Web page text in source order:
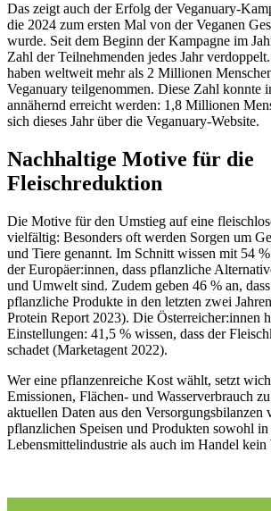
Das zeigt auch der Erfolg der Veganuary-
die 2024 zum ersten Mal von der Veganen
wurde. Seit dem Beginn der Kampagne im
Zahl der Teilnehmenden jedes Jahr
haben weltweit mehr als 2 Millionen
Veganuary teilgenommen. Diese Zahl konnte
annähernd erreicht werden: 1,8 Millionen
sich dieses Jahr über die Veganuary-Website.
Nachhaltige Motive für die
Fleischreduktion
Die Motive für den Umstieg auf eine
vielfältig: Besonders oft werden Sorgen um
und Tiere genannt. Im Schnitt wissen mit 54
der Europäer:innen, dass pflanzliche
und Umwelt sind. Zudem geben 46 % an,
pflanzliche Produkte in den letzten zwei
Protein Report 2023). Die Österreicher:innen
Einstellungen: 41,5 % wissen, dass der
schadet (Marketagent 2022).
Wer eine pflanzenreiche Kost wählt, setzt
Emissionen, Flächen- und Wasserverbrauch
aktuellen Daten aus den Versorgungsbilanzen
pflanzlichen Speisen und Produkten sowohl
Lebensmittelindustrie als auch im Handel